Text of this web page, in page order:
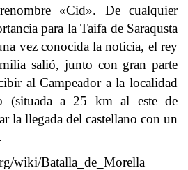
«Cid». De cualquier
para la Taifa de Saraqusta
vez conocida la noticia, el rey
salió, junto con gran parte
al Campeador a la localidad
(situada a 25 km al este de
la llegada del castellano con un
wiki/Batalla_de_Morella